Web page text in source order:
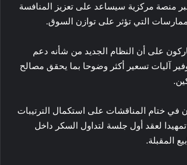
منصة مركزية سيساعد على تعزيز المنافسة
التي تؤثر على توازن السوق.
على أن النظام الجديد من شأنه دعم
آليات تسعير أكثر وضوحا بما يحقق مصالح
في ختام المناقشات على استكمال الترتيبات
تمهيدا لعقد أول جلسة لتداول السكر داخل
المقبلة.